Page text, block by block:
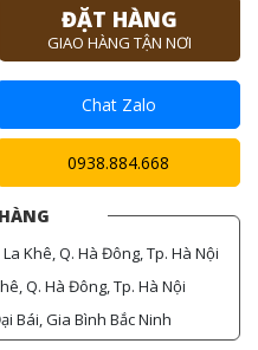
ĐẶT HÀNG
GIAO HÀNG TẬN NƠI
Chat Zalo
0938.884.668
Khê, Q. Hà Đông, Tp. Hà Nội
Q. Hà Đông, Tp. Hà Nội
Bái, Gia Bình Bắc Ninh